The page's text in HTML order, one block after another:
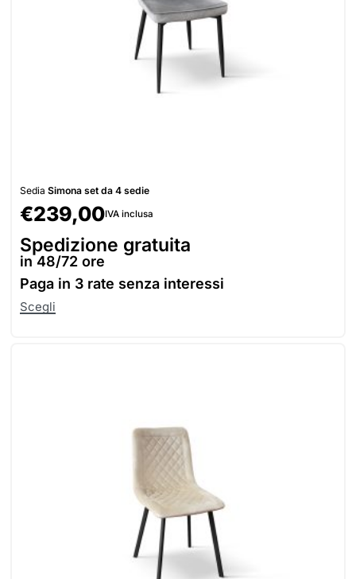
Sedia Simona set da 4 sedie
€239,00IVA inclusa
Spedizione gratuita
in 48/72 ore
Paga in 3 rate senza interessi
Scegli